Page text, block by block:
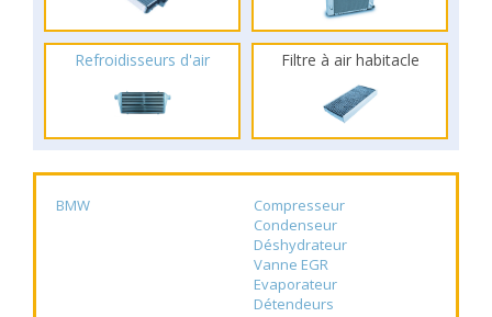
Refroidisseurs d'air Filtre à air habitacle
BMW
Compresseur
Condenseur
Déshydrateur
Vanne EGR
Evaporateur
Détendeurs